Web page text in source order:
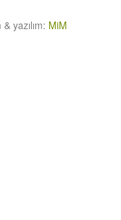
yazılım: MiM